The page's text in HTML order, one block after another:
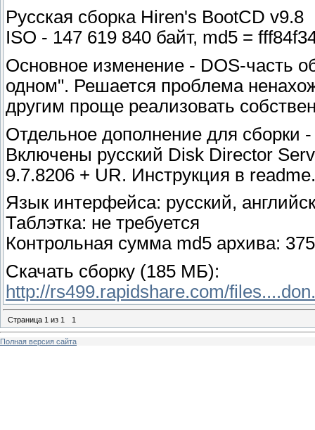
Русская сборка Hiren's BootCD v9.8
ISO - 147 619 840 байт, md5 =
Основное изменение - DOS-часть
одном". Решается проблема
другим проще реализовать
Отдельное дополнение для сборки
Включены русский Disk Director
9.7.8206 + UR. Инструкция в
Язык интерфейса: русский,
Таблэтка: не требуется
Контрольная сумма md5 архива:
Скачать сборку (185 МБ):
http://rs499.rapidshare.com/
Страница 1 из 1 1
Полная версия сайта